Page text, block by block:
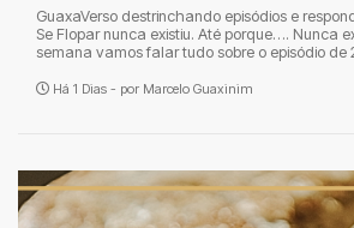
GuaxaVerso destrinchando episódios e
Se Flopar nunca existiu. Até porque…. Nunca
semana vamos falar tudo sobre o episódio de
Há 1 Dias - por Marcelo Guaxinim